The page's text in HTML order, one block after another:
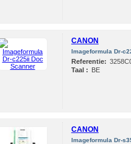
CANON
Imageformula Dr-
Referentie:
Taal : BE
CANON
Imageformula Dr-